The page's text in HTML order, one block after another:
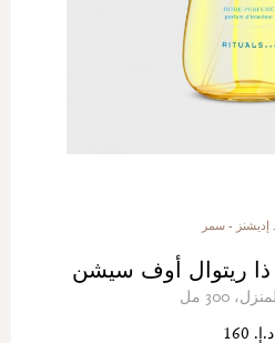
إديشنز - سمر
ريتوال أوف سيشن
300 مل
د.إ. 160